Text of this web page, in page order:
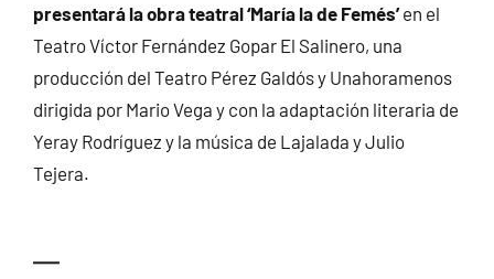
presentará la obra teatral ‘María la de Femés’en el
Teatro Víctor Fernández Gopar El Salinero, una
producción del Teatro Pérez Galdós y Unahoramenos
dirigida por Mario Vega y con la adaptación literaria de
Yeray Rodríguez y la música de Lajalada y Julio
Tejera.
—